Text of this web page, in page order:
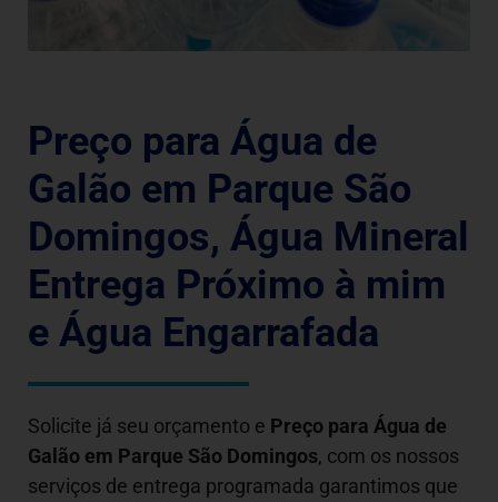
Preço para Água de
Galão em Parque São
Domingos, Água Mineral
Entrega Próximo à mim
e Água Engarrafada
Solicite já seu orçamento e Preço para Água de
Galão em Parque São Domingos, com os nossos
serviços de entrega programada garantimos que